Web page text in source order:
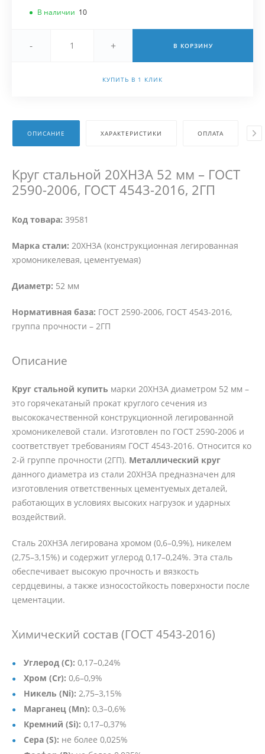
В наличии 10
- + В КОРЗИНУ
КУПИТЬ В 1 КЛИК
ОПИСАНИЕ ХАРАКТЕРИСТИКИ ОПЛАТА
Круг стальной 20ХН3А 52 мм – ГОСТ
2590-2006, ГОСТ 4543-2016, 2ГП
Код товара: 39581
Марка стали: 20ХН3А (конструкционная легированная
хромоникелевая, цементуемая)
Диаметр: 52 мм
Нормативная база: ГОСТ 2590-2006, ГОСТ 4543-2016,
группа прочности – 2ГП
Описание
Круг стальной купить марки 20ХН3А диаметром 52 мм –
это горячекатаный прокат круглого сечения из
высококачественной конструкционной легированной
хромоникелевой стали. Изготовлен по ГОСТ 2590-2006 и
соответствует требованиям ГОСТ 4543-2016. Относится ко
2-й группе прочности (2ГП). Металлический круг
данного диаметра из стали 20ХН3А предназначен для
изготовления ответственных цементуемых деталей,
работающих в условиях высоких нагрузок и ударных
воздействий.
Сталь 20ХН3А легирована хромом (0,6–0,9%), никелем
(2,75–3,15%) и содержит углерод 0,17–0,24%. Эта сталь
обеспечивает высокую прочность и вязкость
сердцевины, а также износостойкость поверхности после
цементации.
Химический состав (ГОСТ 4543-2016)
Углерод (C): 0,17–0,24%
Хром (Cr): 0,6–0,9%
Никель (Ni): 2,75–3,15%
Марганец (Mn): 0,3–0,6%
Кремний (Si): 0,17–0,37%
Сера (S): не более 0,025%